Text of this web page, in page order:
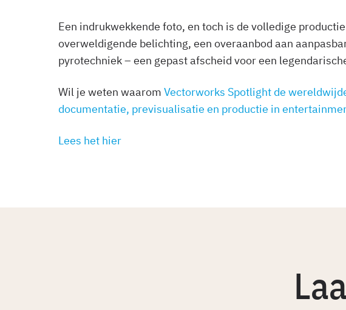
Een indrukwekkende foto, en toch is de volledige
overweldigende belichting, een overaanbod aan
pyrotechniek – een gepast afscheid voor een
Wil je weten waarom Vectorworks Spotlight de
documentatie, previsualisatie en productie in
Lees het hier